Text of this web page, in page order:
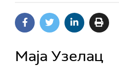
Маја Узелац